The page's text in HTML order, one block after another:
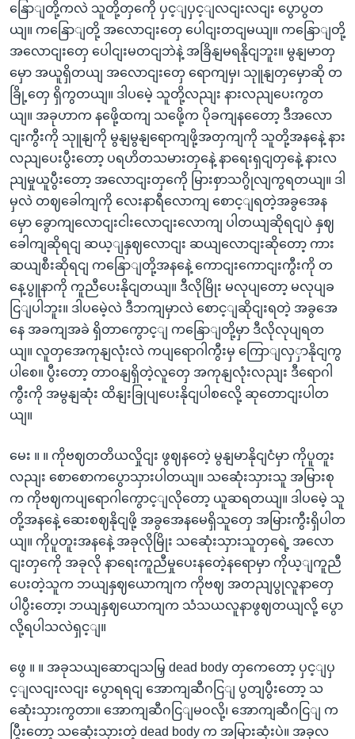
နြောျတို့ကလဲ သူတို့တှကေို ပှင့ျပှင့ျလငျးလငျး ပွောပွတ
ယျ။ ကနြောျတို့ အလောငျးတှေ ပေါငျးတငျမယျ။ ကနြောျတို့
အလောငျးတှေ ပေါငျးမတငျဘဲနဲ့ အခြိနျမရနိုငျဘူး။ မွနျမာတှ
မှော အယူရှိတယျ အလောငျးတှေ ရောကျမှ၊ သုူနျတှမှောဆို တ
ခြို့တှေ ရှိကွတယျ။ ဒါပမေဲ့ သူတို့လညျး နားလညျပေးကွတ
ယျ။ အခုဟာက နဖေို့ထကျ သဖေို့က ပိုခကျနတေော့ ဒီအလော
ငျးကွီးကို သုူနျကို မွနျမွနျရောကျဖို့အတှကျကို သူတို့အနနေဲ့ နား
လညျပေးပွီးတော့ ပရဟိတသမားတှနေဲ့ နာရေးရှငျတှနေဲ့ နားလ
ညျမှုယူပွီးတော့ အလောငျးတှကေို မြားစှာသဂွိုလျကွရတယျ။ ဒါ
မှလဲ တဈခေါကျကို လေးနာရီလောကျ စောင့ျရတဲ့အခွအေန
မှော ခွောကျလောငျးငါးလောငျးလောကျ ပါတယျဆိုရငျပဲ နှဈ
ခေါကျဆိုရငျ ဆယ့ျနှဈလောငျး ဆယျလောငျးဆိုတော့ ကား
ဆယျစီးဆိုရငျ ကနြောျတို့အနနေဲ့ ကောငျးကောငျးကွီးကို တ
နေ့ပွူနာကို ကူညီပေးနိုငျတယျ။ ဒီလိုမြိုး မလုပျတော့ မလုပျခ
ငြျပါဘူး။ ဒါပမေဲ့လဲ ဒီဘကျမှာလဲ စောင့ျဆိုငျးရတဲ့ အခွအေ
နေ အခကျအခဲ ရှိတာကွောင့ျ ကနြောျတို့မှာ ဒီလိုလုပျရတ
ယျ။ လူတှအေကုနျလုံးလဲ ကပျရောဂါကွီးမှ ကြောျလှှာနိုငျကွ
ပါစေ။ ပွီးတော့ တာဝနျရှိတဲ့လူတှေ အကုနျလုံးလညျး ဒီရောဂါ
ကွီးကို အမွနျဆုံး ထိနျးခြုပျပေးနိုငျပါစလေို့ ဆုတောငျးပါတ
ယျ။
မေး ။ ။ ကိုဗဈတတိယလှိုငျး ဖွဈနတေဲ့ မွနျမာနိုငျငံမှာ ကိုပူတူး
လညျး စောစောကပွောသှားပါတယျ။ သဆေုံးသှားသူ အမြားစု
က ကိုဗဈကပျရောဂါကွောင့ျလိုတော့ ယူဆရတယျ။ ဒါပမေဲ့ သူ
တို့အနနေဲ့ ဆေးစဈနိုငျဖို့ အခွအေနမေရှိသူတှေ အမြားကွီးရှိပါတ
ယျ။ ကိုပူတူးအနနေဲ့ အခုလိုမြိုး သဆေုံးသှားသူတှရေဲ့ အလော
ငျးတှကေို အခုလို နာရေးကူညီမှုပေးနတေဲ့နရောမှာ ကိုယ့ျကူညီ
ပေးတဲ့သူက ဘယျနှဈယောကျက ကိုဗဈ အတညျပွုလူနာတှေ
ပါပွီးတော့၊ ဘယျနှဈယောကျက သံသယလူနာဖွဈတယျလို့ ပွော
လို့ရပါသလဲရှင့ျ။
ဖွေ ။ ။ အခုသယျဆောငျသမြှ dead body တှကေတော့ ပှင့ျပှ
င့ျလငျးလငျး ပွောရရငျ အောကျဆီဂငြျ ပွတျပွီးတော့ သ
ဆေုံးသှားကွတာ။ အောကျဆီဂငြျမဝလို့၊ အောကျဆီဂငြျ က
ပြွီးတော့ သဆေုံးသှားတဲ့ dead body က အမြားဆုံးပဲ။ အခုလ